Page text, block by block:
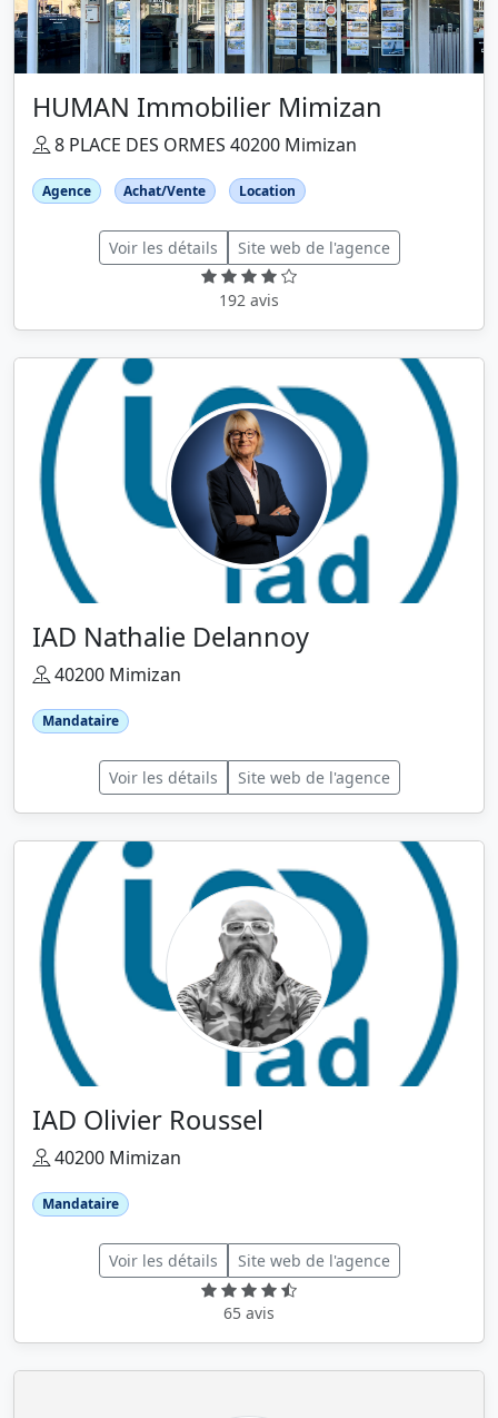
HUMAN Immobilier Mimizan
8 PLACE DES ORMES 40200 Mimizan
Agence Achat/Vente Location
Voir les détails Site web de l'agence
192 avis
IAD Nathalie Delannoy
40200 Mimizan
Mandataire
Voir les détails Site web de l'agence
IAD Olivier Roussel
40200 Mimizan
Mandataire
Voir les détails Site web de l'agence
65 avis